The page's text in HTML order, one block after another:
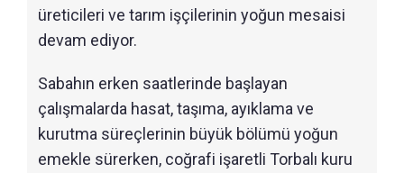
üreticileri ve tarım işçilerinin yoğun mesaisi
devam ediyor.
Sabahın erken saatlerinde başlayan
çalışmalarda hasat, taşıma, ayıklama ve
kurutma süreçlerinin büyük bölümü yoğun
emekle sürerken, coğrafi işaretli Torbalı kuru